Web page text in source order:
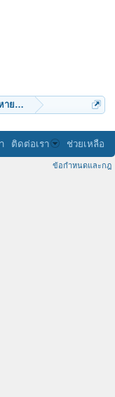
ยากให้หน่อยครับ
ติดต่อเรา ช่วยเหลือ
ข้อกำหนดและกฎ